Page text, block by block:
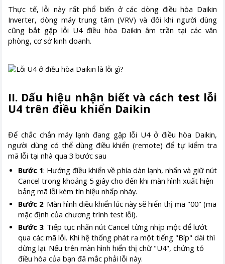
Thực tế, lỗi này rất phổ biến ở các dòng điều hòa Daikin
Inverter, dòng máy trung tâm (VRV) và đôi khi người dùng
cũng bắt gặp lỗi U4 điều hòa Daikin âm trần tại các văn
phòng, cơ sở kinh doanh.
II. Dấu hiệu nhận biết và cách test lỗi
U4 trên điều khiển Daikin
Để chắc chắn máy lạnh đang gặp lỗi U4 ở điều hòa Daikin,
người dùng có thể dùng điều khiển (remote) để tự kiểm tra
mã lỗi tại nhà qua 3 bước sau
Bước 1: Hướng điều khiển về phía dàn lạnh, nhấn và giữ nút
Cancel trong khoảng 5 giây cho đến khi màn hình xuất hiện
bảng mã lỗi kèm tín hiệu nhấp nháy.
Bước 2: Màn hình điều khiển lúc này sẽ hiển thị mã "00" (mã
mặc định của chương trình test lỗi).
Bước 3: Tiếp tục nhấn nút Cancel từng nhịp một để lướt
qua các mã lỗi. Khi hệ thống phát ra một tiếng "Bíp" dài thì
dừng lại. Nếu trên màn hình hiển thị chữ "U4", chứng tỏ
điều hòa của bạn đã mắc phải lỗi này.